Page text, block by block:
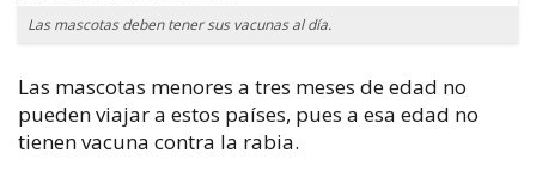
Las mascotas deben tener sus vacunas al día.
Las mascotas menores a tres meses de edad no
pueden viajar a estos países, pues a esa edad no
tienen vacuna contra la rabia.